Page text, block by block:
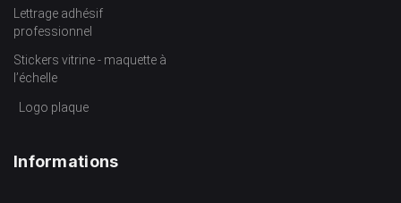
Lettrage adhésif
professionnel
Stickers vitrine - maquette à
l’échelle
Logo plaque
Informations